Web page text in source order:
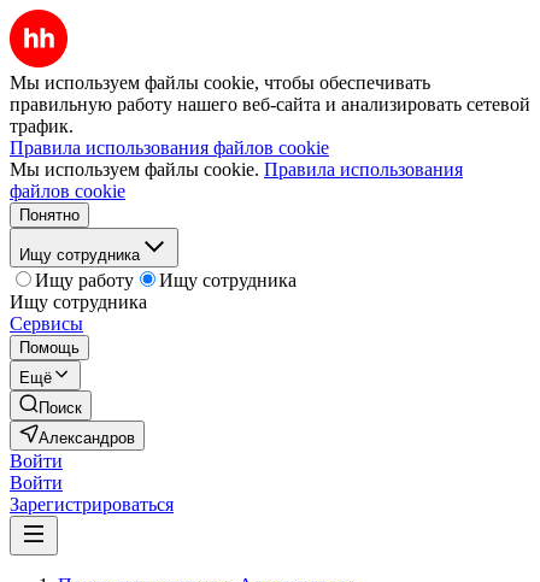
Мы используем файлы cookie, чтобы обеспечивать
правильную работу нашего веб-сайта и анализировать сетевой
трафик.
Правила использования файлов cookie
Мы используем файлы cookie. Правила использования
файлов cookie
Понятно
Ищу сотрудника
Ищу работу
Ищу сотрудника
Ищу сотрудника
Сервисы
Помощь
Ещё
Поиск
Александров
Войти
Войти
Зарегистрироваться